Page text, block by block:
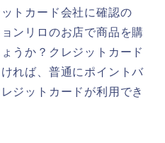
トカード会社に確認の
ンリロのお店で商品を購
うか？クレジットカード
れば、普通にポイントバ
ジットカードが利用でき